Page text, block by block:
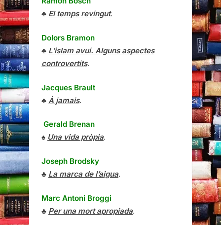
♣ El temps revingut.
Dolors Bramon
♣ L’islam avui. Alguns aspectes
controvertits.
Jacques Brault
♣ À jamais.
Gerald Brenan
♠ Una vida pròpia.
Joseph Brodsky
♣ La marca de l’aigua.
Marc Antoni Broggi
♣ Per una mort apropiada.